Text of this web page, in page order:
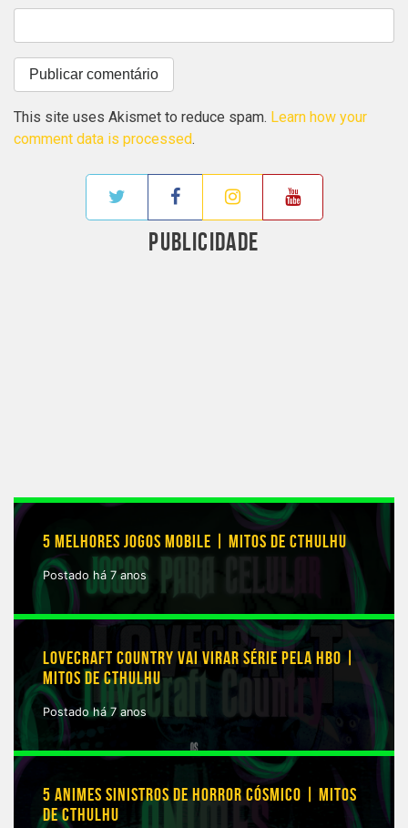
This site uses Akismet to reduce spam. Learn how your
comment data is processed.
PUBLICIDADE
5 MELHORES JOGOS MOBILE | MITOS DE CTHULHU
Postado há 7 anos
LOVECRAFT COUNTRY VAI VIRAR SÉRIE PELA HBO |
MITOS DE CTHULHU
Postado há 7 anos
5 ANIMES SINISTROS DE HORROR CÓSMICO | MITOS
DE CTHULHU